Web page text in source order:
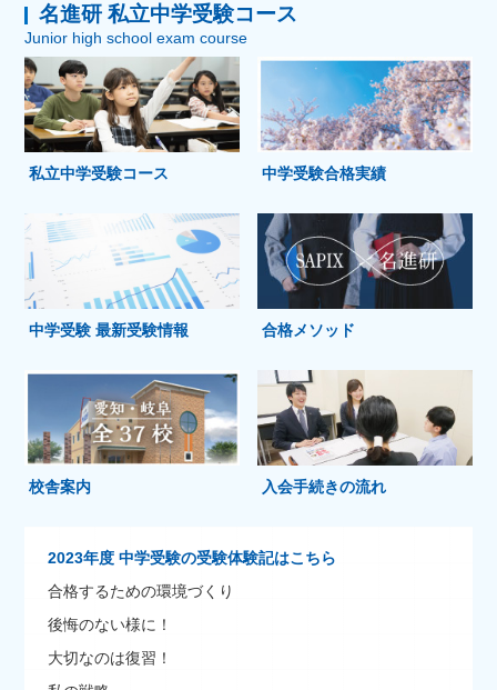
名進研 私立中学受験コース
Junior high school exam course
私立中学受験コース 中学受験合格実績
中学受験 最新受験情報 合格メソッド
校舎案内 入会手続きの流れ
2023年度 中学受験の受験体験記はこちら
合格するための環境づくり
後悔のない様に！
大切なのは復習！